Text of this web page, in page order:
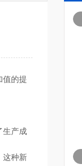
值的提
生产成
这种新